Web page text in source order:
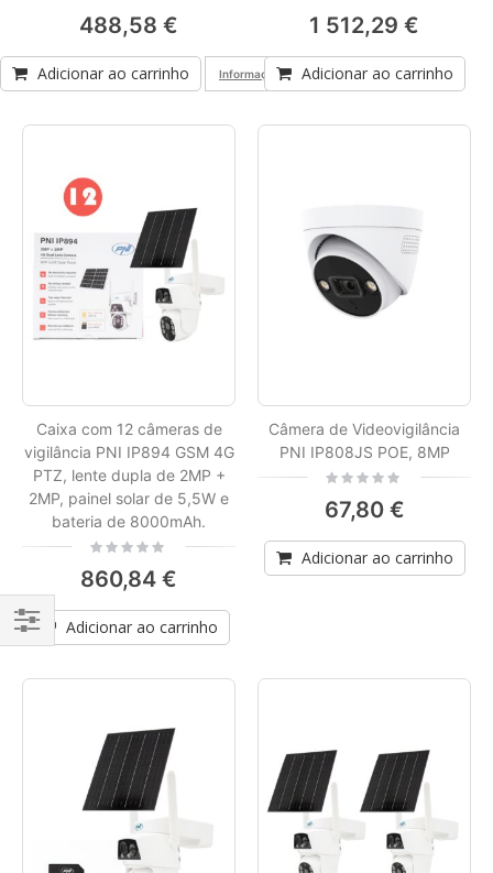
488,58 €
Adicionar ao carrinho Informações de conformidade do produto
1 512,29 €
Adicionar ao carrinho
Caixa com 12 câmeras de
vigilância PNI IP894 GSM 4G
PTZ, lente dupla de 2MP +
2MP, painel solar de 5,5W e
bateria de 8000mAh.
Rating:
860,84 €
Adicionar ao carrinho
Câmera de Videovigilância
PNI IP808JS POE, 8MP
Rating:
67,80 €
Adicionar ao carrinho
Filtrar
Por